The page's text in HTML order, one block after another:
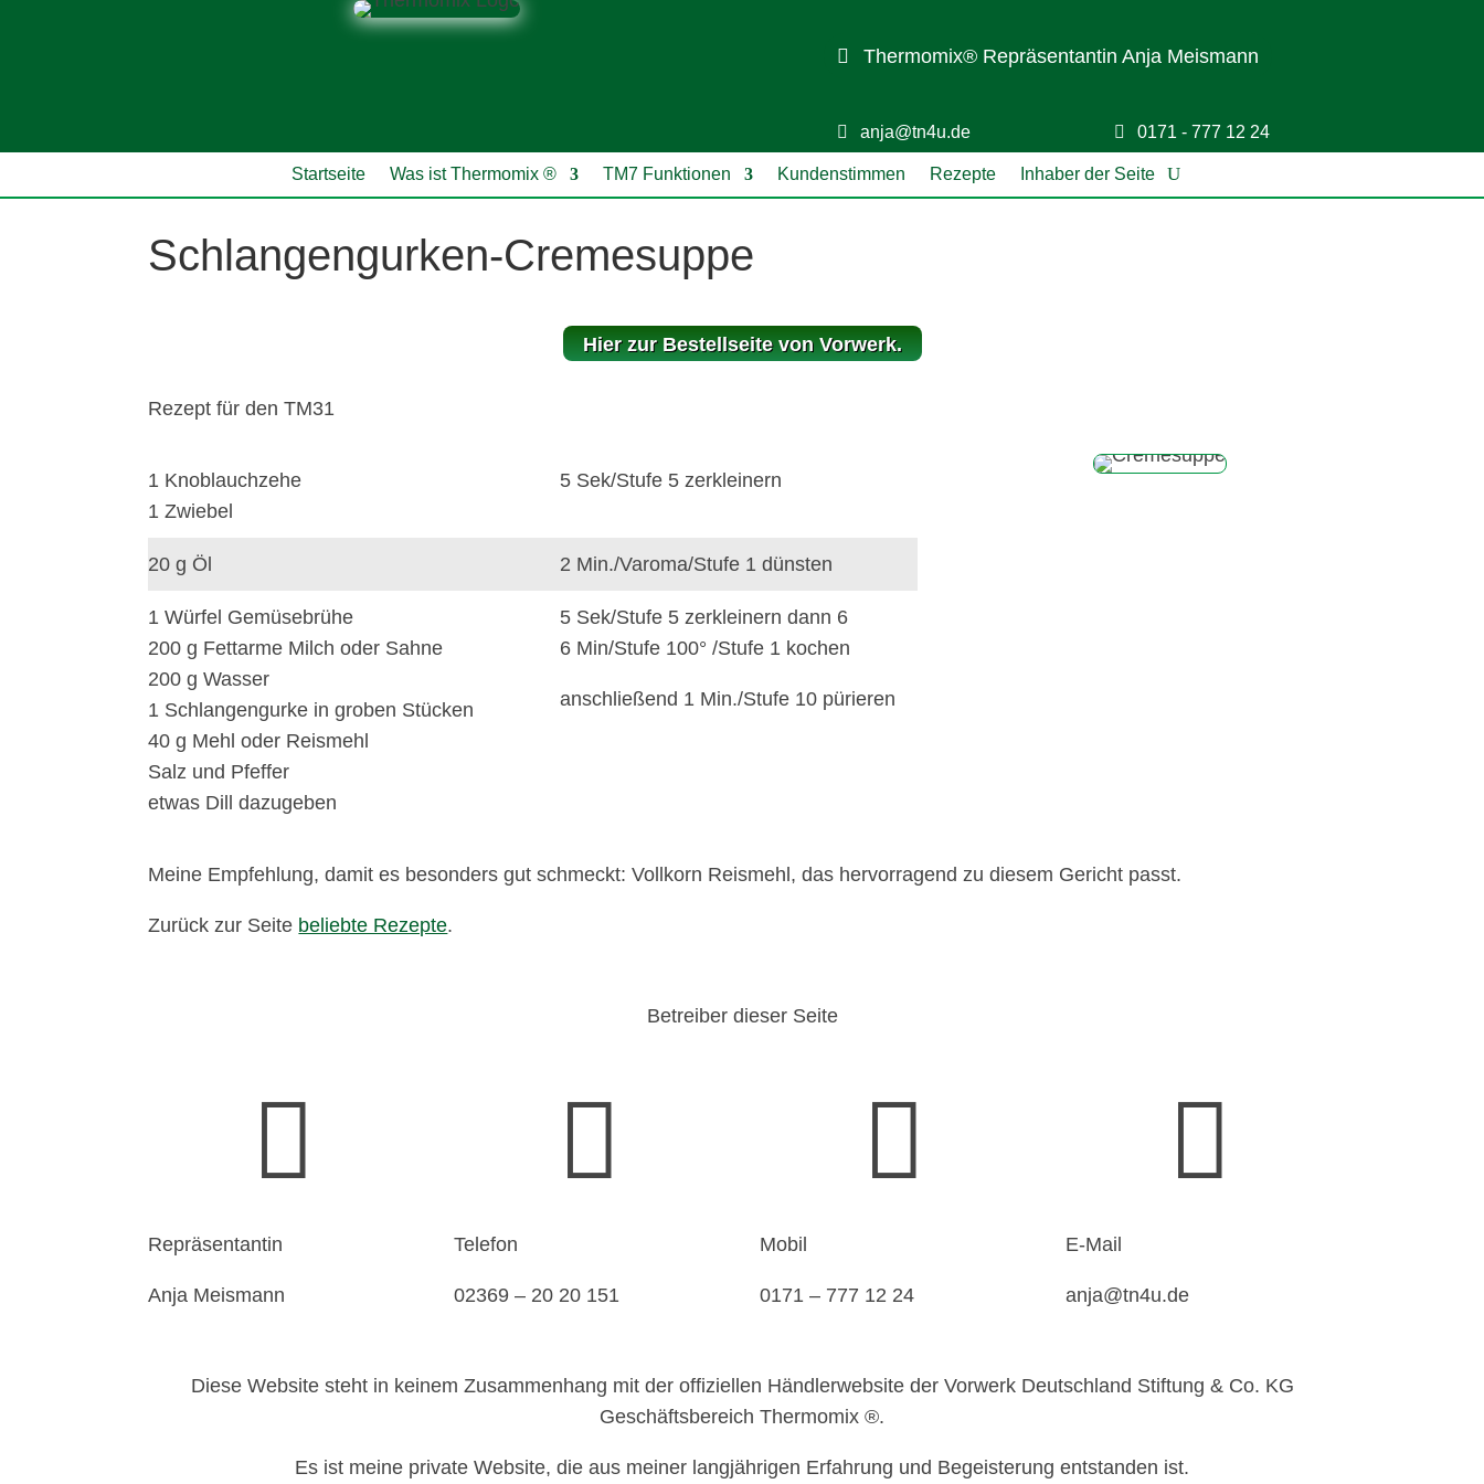
Thermomix® Repräsentantin Anja Meismann
anja@tn4u.de 0171 - 777 12 24
Startseite Was ist Thermomix ® TM7 Funktionen Kundenstimmen Rezepte Inhaber der Seite
Schlangengurken-Cremesuppe
Hier zur Bestellseite von Vorwerk.
Rezept für den TM31
1 Knoblauchzehe
1 Zwiebel
5 Sek/Stufe 5 zerkleinern
20 g Öl 2 Min./Varoma/Stufe 1 dünsten
1 Würfel Gemüsebrühe
200 g Fettarme Milch oder Sahne
200 g Wasser
1 Schlangengurke in groben Stücken
40 g Mehl oder Reismehl
Salz und Pfeffer
etwas Dill dazugeben
5 Sek/Stufe 5 zerkleinern dann 6
6 Min/Stufe 100° /Stufe 1 kochen
anschließend 1 Min./Stufe 10 pürieren
Meine Empfehlung, damit es besonders gut schmeckt: Vollkorn Reismehl, das hervorragend zu diesem Gericht passt.
Zurück zur Seite beliebte Rezepte.
Betreiber dieser Seite

Repräsentantin
Anja Meismann

Telefon
02369 – 20 20 151

Mobil
0171 – 777 12 24

E-Mail
anja@tn4u.de
Diese Website steht in keinem Zusammenhang mit der offiziellen Händlerwebsite der Vorwerk Deutschland Stiftung & Co. KG
Geschäftsbereich Thermomix ®.
Es ist meine private Website, die aus meiner langjährigen Erfahrung und Begeisterung entstanden ist.